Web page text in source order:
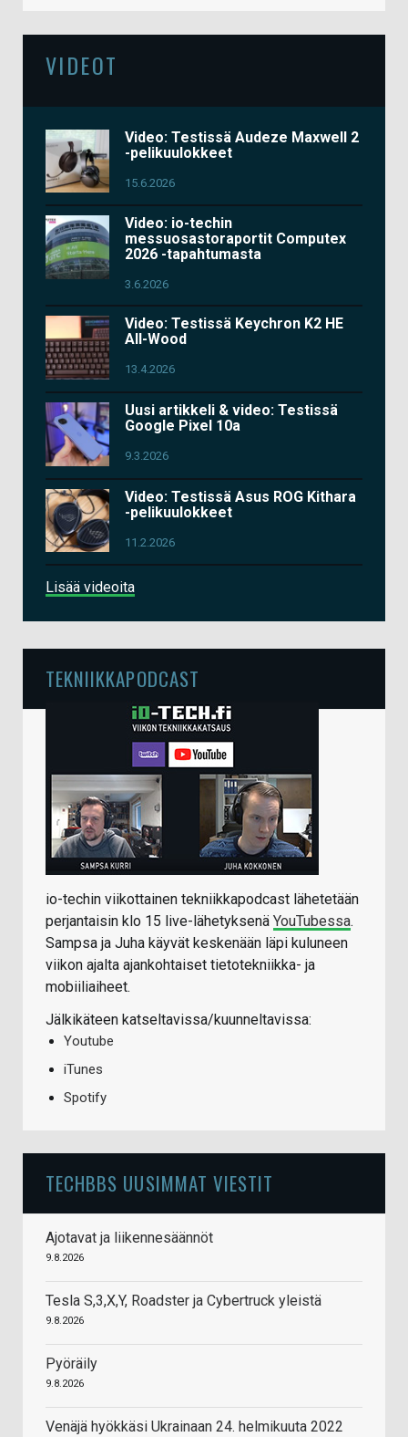
VIDEOT
Video: Testissä Audeze Maxwell 2
-pelikuulokkeet
15.6.2026
Video: io-techin
messuosastoraportit Computex
2026 -tapahtumasta
3.6.2026
Video: Testissä Keychron K2 HE
All-Wood
13.4.2026
Uusi artikkeli & video: Testissä
Google Pixel 10a
9.3.2026
Video: Testissä Asus ROG Kithara
-pelikuulokkeet
11.2.2026
Lisää videoita
TEKNIIKKAPODCAST
io-techin viikottainen tekniikkapodcast lähetetään
perjantaisin klo 15 live-lähetyksenä YouTubessa.
Sampsa ja Juha käyvät keskenään läpi kuluneen
viikon ajalta ajankohtaiset tietotekniikka- ja
mobiiliaiheet.
Jälkikäteen katseltavissa/kuunneltavissa:
Youtube
iTunes
Spotify
TECHBBS UUSIMMAT VIESTIT
Ajotavat ja liikennesäännöt
9.8.2026
Tesla S,3,X,Y, Roadster ja Cybertruck yleistä
9.8.2026
Pyöräily
9.8.2026
Venäjä hyökkäsi Ukrainaan 24. helmikuuta 2022